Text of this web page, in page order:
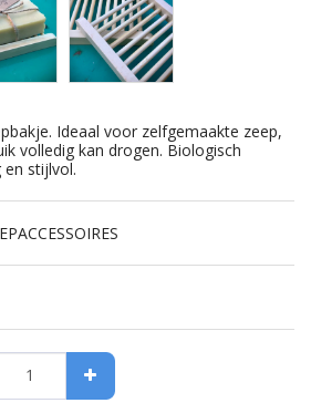
Ideaal voor zelfgemaakte zeep,
volledig kan drogen. Biologisch
stijlvol.